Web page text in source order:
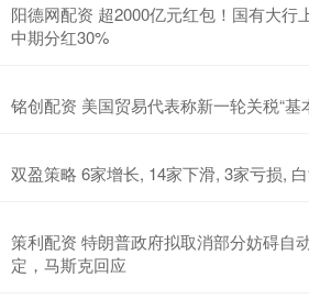
阳德网配资 超2000亿元红包！国有大行
中期分红30%
铭创配资 美国贸易代表称新一轮关税“基
双盈策略 6家增长, 14家下滑, 3家亏损,
策利配资 特朗普政府拟取消部分妨碍自
定，马斯克回应